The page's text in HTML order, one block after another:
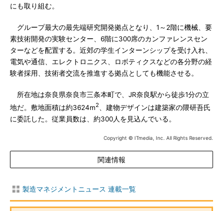
にも取り組む。
グループ最大の最先端研究開発拠点となり、1～2階に機械、要
素技術開発の実験センター、6階に300席のカンファレンスセン
ターなどを配置する。近郊の学生インターンシップを受け入れ、
電気や通信、エレクトロニクス、ロボティクスなどの各分野の経
験者採用、技術者交流を推進する拠点としても機能させる。
所在地は奈良県奈良市三条本町で、JR奈良駅から徒歩1分の立
地だ。敷地面積は約3624m2
、建物デザインは建築家の隈研吾氏
に委託した。従業員数は、約300人を見込んでいる。
Copyright © ITmedia, Inc. All Rights Reserved.
関連情報
製造マネジメントニュース 連載一覧